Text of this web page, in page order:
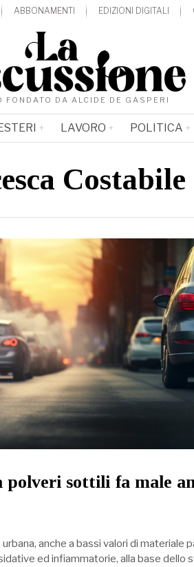
ABBONAMENTI EDIZIONI DIGITALI
FONDATO DA ALCIDE DE GASPERI
LAVORO POLITICA
Costabile
sottili fa male
anche a bassi valori di materiale
ed infiammatorie, alla base dello